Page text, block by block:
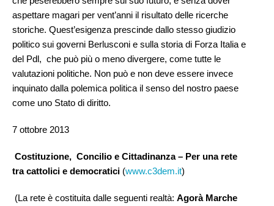
aspettare magari per vent’anni il risultato delle ricerche
storiche. Quest’esigenza prescinde dallo stesso giudizio
politico sui governi Berlusconi e sulla storia di Forza Italia e
del Pdl, che può più o meno divergere, come tutte le
valutazioni politiche. Non può e non deve essere invece
inquinato dalla polemica politica il senso del nostro paese
come uno Stato di diritto.
7 ottobre 2013
Costituzione, Concilio e Cittadinanza – Per una rete
tra cattolici e democratici (www.c3dem.it)
(La rete è costituita dalle seguenti realtà: Agorà Marche